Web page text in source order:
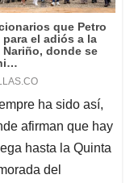
ha sido así,
afirman que hay
hasta la Quinta
del